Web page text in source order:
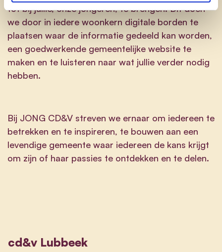
tot bij jullie, onze jongeren, te brengen. Dit doen
we door in iedere woonkern digitale borden te
plaatsen waar de informatie gedeeld kan worden,
een goedwerkende gemeentelijke website te
maken en te luisteren naar wat jullie verder nodig
hebben.
Bij JONG CD&V streven we ernaar om iedereen te
betrekken en te inspireren, te bouwen aan een
levendige gemeente waar iedereen de kans krijgt
om zijn of haar passies te ontdekken en te delen.
cd&v Lubbeek